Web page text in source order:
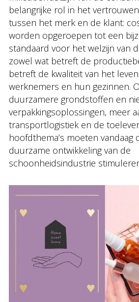
belangrijke rol in het
tussen het merk en de klant:
worden opgeroepen tot een
standaard voor het welzijn van
zowel wat betreft de
betreft de kwaliteit van het
werknemers en hun gezinnen.
duurzamere grondstoffen en
verpakkingsoplossingen, meer
transportlogistiek en de
hoofdthema’s moeten vandaag
duurzame ontwikkeling van de
schoonheidsindustrie